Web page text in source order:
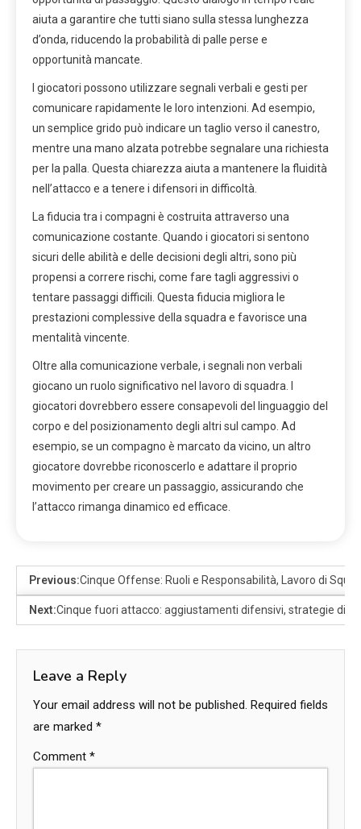
aiuta a garantire che tutti siano sulla stessa lunghezza
d’onda, riducendo la probabilità di palle perse e
opportunità mancate.
I giocatori possono utilizzare segnali verbali e gesti per
comunicare rapidamente le loro intenzioni. Ad esempio,
un semplice grido può indicare un taglio verso il canestro,
mentre una mano alzata potrebbe segnalare una richiesta
per la palla. Questa chiarezza aiuta a mantenere la fluidità
nell’attacco e a tenere i difensori in difficoltà.
La fiducia tra i compagni è costruita attraverso una
comunicazione costante. Quando i giocatori si sentono
sicuri delle abilità e delle decisioni degli altri, sono più
propensi a correre rischi, come fare tagli aggressivi o
tentare passaggi difficili. Questa fiducia migliora le
prestazioni complessive della squadra e favorisce una
mentalità vincente.
Oltre alla comunicazione verbale, i segnali non verbali
giocano un ruolo significativo nel lavoro di squadra. I
giocatori dovrebbero essere consapevoli del linguaggio del
corpo e del posizionamento degli altri sul campo. Ad
esempio, se un compagno è marcato da vicino, un altro
giocatore dovrebbe riconoscerlo e adattare il proprio
movimento per creare un passaggio, assicurando che
l’attacco rimanga dinamico ed efficace.
Previous:Cinque Offense: Ruoli e Responsabilità, Lavoro di
Next:Cinque fuori attacco: aggiustamenti difensivi, strategie di
Leave a Reply
Your email address will not be published. Required fields
are marked *
Comment *